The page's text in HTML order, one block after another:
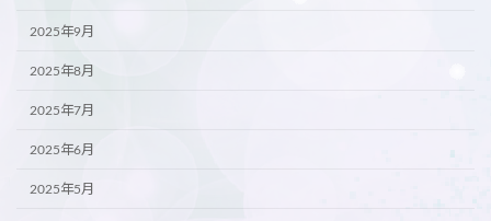
2025年9月
2025年8月
2025年7月
2025年6月
2025年5月